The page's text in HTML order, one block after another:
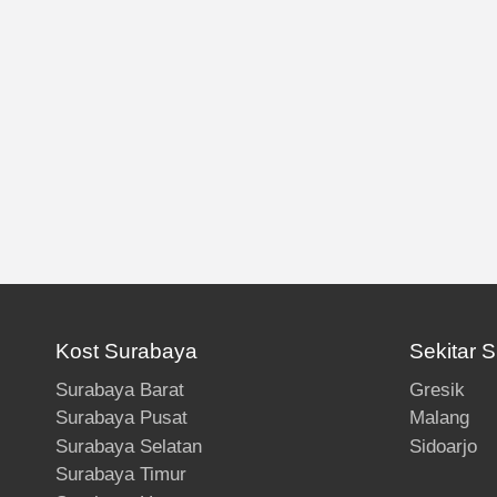
Kost Surabaya
Surabaya Barat
Surabaya Pusat
Surabaya Selatan
Surabaya Timur
Sekitar
Gresik
Malang
Sidoarjo